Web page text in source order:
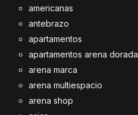
americanas
antebrazo
apartamentos
apartamentos arena dorada
arena marca
arena multiespacio
arena shop